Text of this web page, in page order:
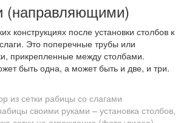
(направляющими)
конструкциях после установки столбов к
Это поперечные трубы или
прикрепленные между столбами.
быть одна, а может быть и две, и три.
из сетки рабицы со слагами